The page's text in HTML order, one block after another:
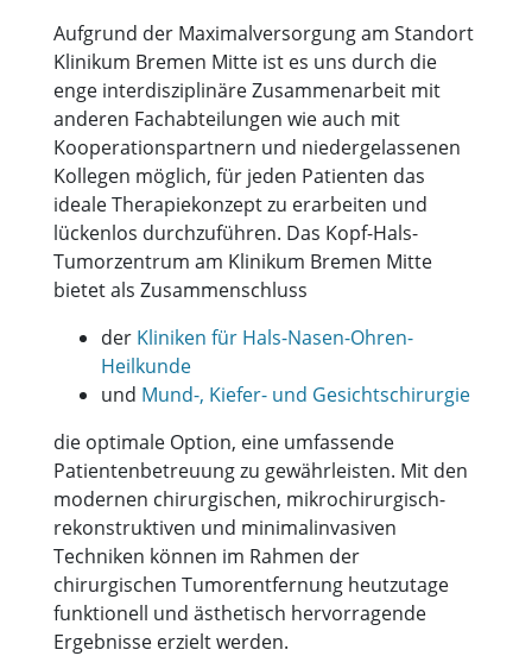
Aufgrund der Maximalversorgung am Standort
Klinikum Bremen Mitte ist es uns durch die
enge interdisziplinäre Zusammenarbeit mit
anderen Fachabteilungen wie auch mit
Kooperationspartnern und niedergelassenen
Kollegen möglich, für jeden Patienten das
ideale Therapiekonzept zu erarbeiten und
lückenlos durchzuführen. Das Kopf-Hals-
Tumorzentrum am Klinikum Bremen Mitte
bietet als Zusammenschluss
der Kliniken für Hals-Nasen-Ohren-
Heilkunde
und Mund-, Kiefer- und Gesichtschirurgie
die optimale Option, eine umfassende
Patientenbetreuung zu gewährleisten. Mit den
modernen chirurgischen, mikrochirurgisch-
rekonstruktiven und minimalinvasiven
Techniken können im Rahmen der
chirurgischen Tumorentfernung heutzutage
funktionell und ästhetisch hervorragende
Ergebnisse erzielt werden.